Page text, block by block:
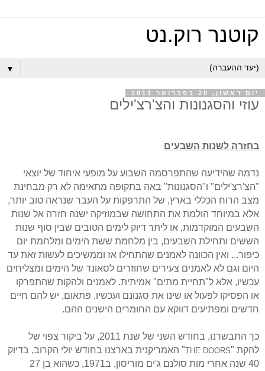
קוטנר רוק.נט
▼
יום ראשון, 20 בפברואר 2011
עוזי והסגנונות והצ'רצ'ילים
בחזרה לשנות השבעים
נדמה שהידיעה שהתפרסמה השבוע על מופעי איחוד של יוצאי
"הצ'רצ'ילים" ו"הסגנונות" באה בתקופה מתאימה לא רק מבחינת
מצב הרוח הכללי בארץ, של התרפקות על העבר שנראה טוב יותר,
אלא במיוחד הולמת את התחושה שבמוזיקה ישנה חזרה אל שנות
השבעים המוקדמות, או ליתר דיוק לימים הטובים שבין סוף שנות
הששים ותחילת השבעים, בין מלחמת ששת הימים ומלחמת יום
כיפור... ואין הכוונה לאמנים שהתחילו אז וממשיכים לעשות זאת עד
היום וגם לא לאמנים צעירים שחוזרים לסאונד של הימים ומצליחים
עכשיו, אלא ל"תחיית מתים" אמיתית. לאמנים ולהקות שהתפרקו
או הפסיקו לפעול או שינו את סגנונם ועכשיו, פתאום, יש להם חיים
חדשים ומפתיעים דווקא עם החומרים הישנים ההם.
כך התבשרנו, בחודש השני של שנת 2011, על ביקור צפוי של
להקת "THE DOORS" האמריקנית בארצנו בחודש יולי הקרוב, בדיוק
40 שנה אחרי מות סולנם ג'ים מוריסון, ב1971, כשהוא בן 27